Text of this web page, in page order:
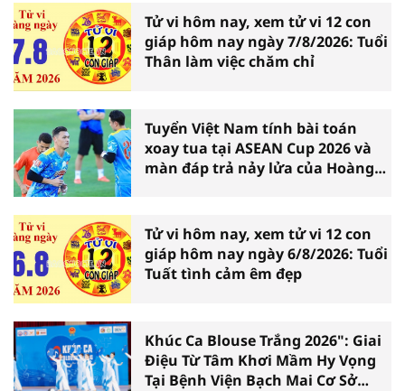
Tử vi hôm nay, xem tử vi 12 con
giáp hôm nay ngày 7/8/2026: Tuổi
Thân làm việc chăm chỉ
Tuyển Việt Nam tính bài toán
xoay tua tại ASEAN Cup 2026 và
màn đáp trả nảy lửa của Hoàng
Tử vi hôm nay, xem tử vi 12 con
giáp hôm nay ngày 6/8/2026: Tuổi
Tuất tình cảm êm đẹp
Khúc Ca Blouse Trắng 2026": Giai
Điệu Từ Tâm Khơi Mầm Hy Vọng
Tại Bệnh Viện Bạch Mai Cơ Sở